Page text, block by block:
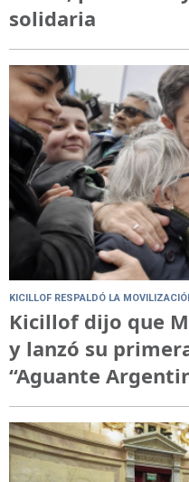
solidaria
KICILLOF RESPALDÓ LA
Kicillof dijo que
y lanzó su
“Aguante